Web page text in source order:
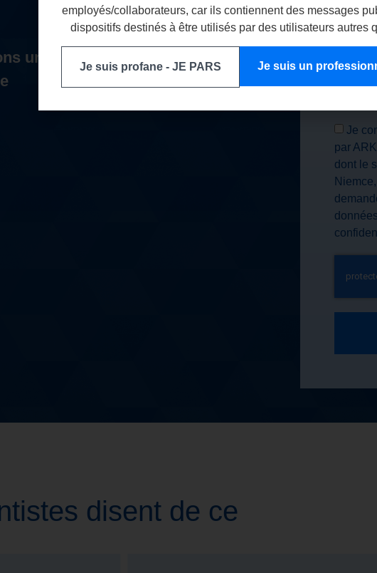
une formation dans votre
Je
par
dont le
disent de ce
employés/collaborateurs, car ils contiennent des messages
dispositifs destinés à être utilisés par des utilisateurs autres
Je suis profane - JE PARS Je suis un